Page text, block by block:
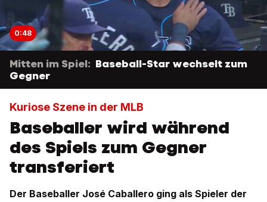
0:48
Mitten im Spiel: Baseball-Star wechselt zum
Gegner
Kuriose Szene in der MLB
Baseballer wird während
des Spiels zum Gegner
transferiert
Der Baseballer José Caballero ging als Spieler der